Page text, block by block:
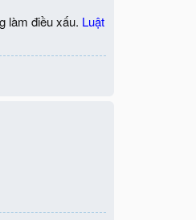
làm điều xấu. Luật